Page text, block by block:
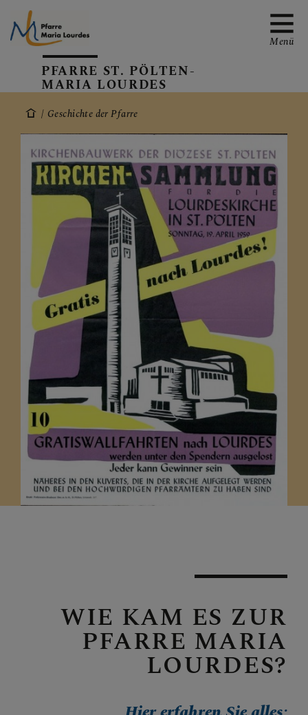
EMAIL AN DIE PFARRE
TERMINE
GALERIE
KLICKEN SIE AUF DAS
UM UNTERMENÜS ZU
ÖFFNEN
PFARRTEAM
GRUPPEN, RUNDEN,
AKTIONEN
GESCHICHTE DER
CHRISTLICHES LEBEN &
SAKRAMENTE
PFARRE ST. PÖLTEN-
MARIA LOURDES
Menü
Geschichte der Pfarre
WIE KAM ES ZUR
PFARRE MARIA
LOURDES?